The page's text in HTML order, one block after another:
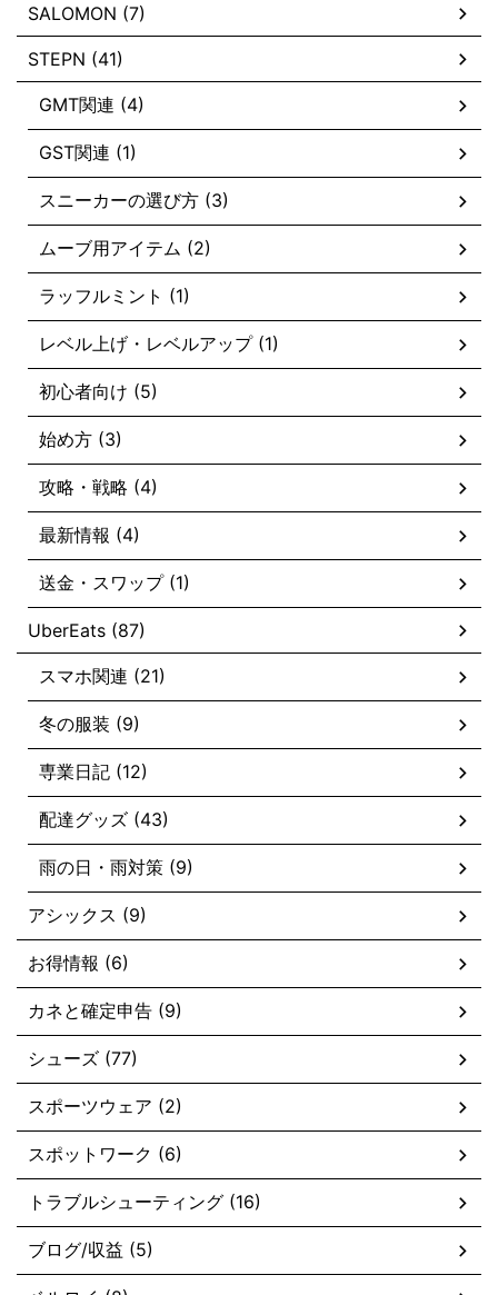
SALOMON (7)
STEPN (41)
GMT関連 (4)
GST関連 (1)
スニーカーの選び方 (3)
ムーブ用アイテム (2)
ラッフルミント (1)
レベル上げ・レベルアップ (1)
初心者向け (5)
始め方 (3)
攻略・戦略 (4)
最新情報 (4)
送金・スワップ (1)
UberEats (87)
スマホ関連 (21)
冬の服装 (9)
専業日記 (12)
配達グッズ (43)
雨の日・雨対策 (9)
アシックス (9)
お得情報 (6)
カネと確定申告 (9)
シューズ (77)
スポーツウェア (2)
スポットワーク (6)
トラブルシューティング (16)
ブログ/収益 (5)